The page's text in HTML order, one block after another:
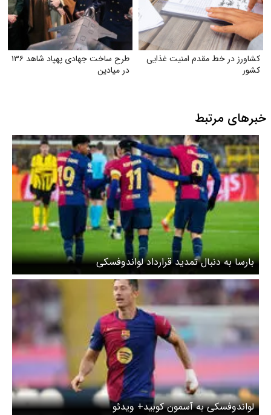
کشاورز در خط مقدم امنیت غذایی
کشور
طرح ساخت جهادی پهپاد شاهد ۱۳۶
در میادین
خبرهای مرتبط
بارسا به دنبال تمدید قرارداد لواندوفسکی
لواندوفسکی به آسمون کوبید+ ویدئو